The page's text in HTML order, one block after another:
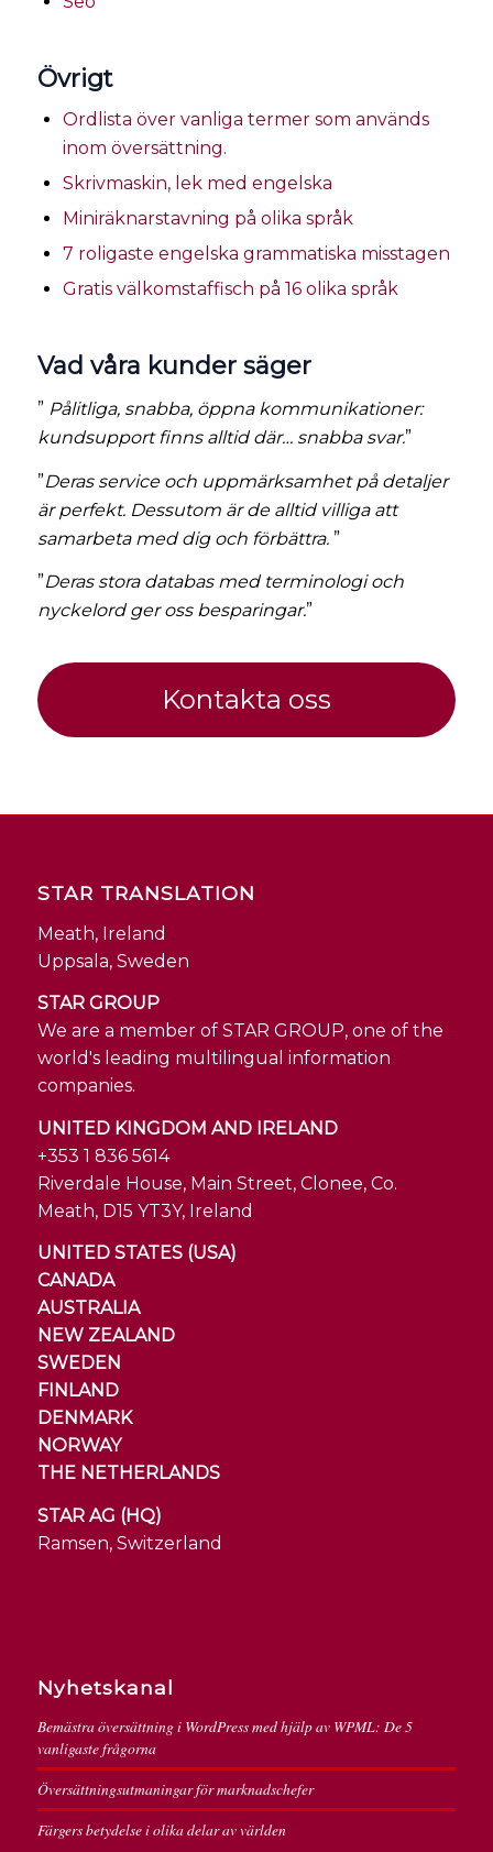
Övrigt
Ordlista över vanliga termer som används
inom översättning.
Skrivmaskin, lek med engelska
Miniräknarstavning på olika språk
7 roligaste engelska grammatiska misstagen
Gratis välkomstaffisch på 16 olika språk
Vad våra kunder säger
” Pålitliga, snabba, öppna kommunikationer:
kundsupport finns alltid där… snabba svar.”
”Deras service och uppmärksamhet på detaljer
är perfekt. Dessutom är de alltid villiga att
samarbeta med dig och förbättra. ”
”Deras stora databas med terminologi och
nyckelord ger oss besparingar.”
Kontakta oss
STAR TRANSLATION
Meath, Ireland
Uppsala, Sweden
STAR GROUP
We are a member of STAR GROUP, one of the
world's leading multilingual information
companies.
UNITED KINGDOM AND IRELAND
+353 1 836 5614
Riverdale House, Main Street, Clonee, Co.
Meath, D15 YT3Y, Ireland
UNITED STATES (USA)
CANADA
AUSTRALIA
NEW ZEALAND
SWEDEN
FINLAND
DENMARK
NORWAY
THE NETHERLANDS
STAR AG (HQ)
Ramsen, Switzerland
Nyhetskanal
Bemästra översättning i WordPress med hjälp av WPML: De 5
vanligaste frågorna
Översättningsutmaningar för marknadschefer
Färgers betydelse i olika delar av världen